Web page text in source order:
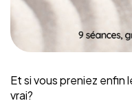
Et si vous preniez enfin
vrai?